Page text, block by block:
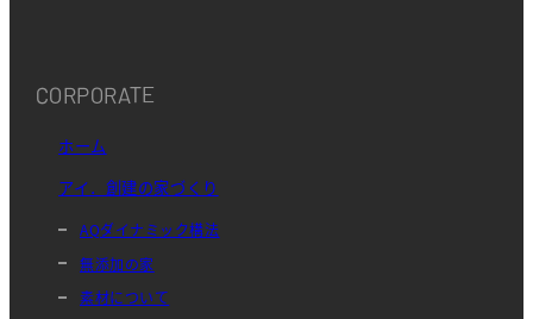
CORPORATE
ホーム
アイ．創建の家づくり
AQダイナミック構法
無添加の家
素材について